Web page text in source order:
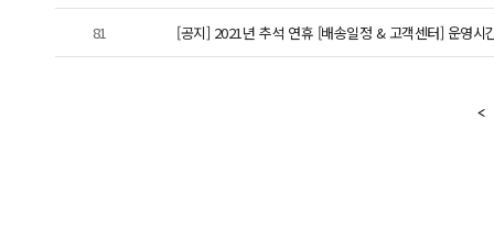
81 [공지] 2021년 추석 연휴 [배송일정 & 고객센터] 운영시